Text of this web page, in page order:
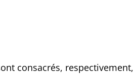
consacrés,